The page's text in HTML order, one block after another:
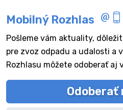
Mobilný Rozhlas
Pošleme vám aktuality,
pre zvoz odpadu a udalosti a
Rozhlasu môžete odoberať aj
Odoberať